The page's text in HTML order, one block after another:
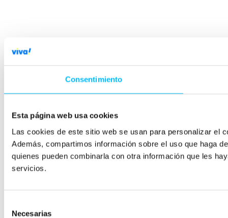
Consentimiento
Esta página web usa cookies
Las cookies de este sitio web se usan para personalizar el
Además, compartimos información sobre el uso que haga
quienes pueden combinarla con otra información que les
servicios.
Necesarias